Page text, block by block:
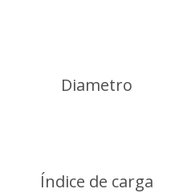
Diametro
Índice de carga